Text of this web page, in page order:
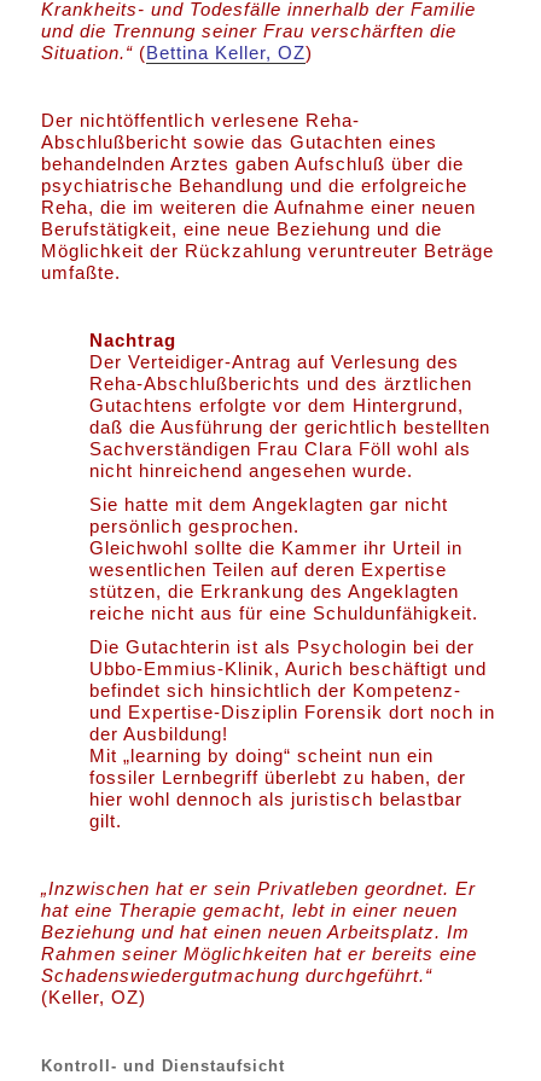
Krankheits- und Todesfälle innerhalb der Familie
und die Trennung seiner Frau verschärften die
Situation.“ (Bettina Keller, OZ)
Der nichtöffentlich verlesene Reha-
Abschlußbericht sowie das Gutachten eines
behandelnden Arztes gaben Aufschluß über die
psychiatrische Behandlung und die erfolgreiche
Reha, die im weiteren die Aufnahme einer neuen
Berufstätigkeit, eine neue Beziehung und die
Möglichkeit der Rückzahlung veruntreuter Beträge
umfaßte.
Nachtrag
Der Verteidiger-Antrag auf Verlesung des
Reha-Abschlußberichts und des ärztlichen
Gutachtens erfolgte vor dem Hintergrund,
daß die Ausführung der gerichtlich bestellten
Sachverständigen Frau Clara Föll wohl als
nicht hinreichend angesehen wurde.
Sie hatte mit dem Angeklagten gar nicht
persönlich gesprochen.
Gleichwohl sollte die Kammer ihr Urteil in
wesentlichen Teilen auf deren Expertise
stützen, die Erkrankung des Angeklagten
reiche nicht aus für eine Schuldunfähigkeit.
Die Gutachterin ist als Psychologin bei der
Ubbo-Emmius-Klinik, Aurich beschäftigt und
befindet sich hinsichtlich der Kompetenz-
und Expertise-Disziplin Forensik dort noch in
der Ausbildung!
Mit „learning by doing“ scheint nun ein
fossiler Lernbegriff überlebt zu haben, der
hier wohl dennoch als juristisch belastbar
gilt.
„Inzwischen hat er sein Privatleben geordnet. Er
hat eine Therapie gemacht, lebt in einer neuen
Beziehung und hat einen neuen Arbeitsplatz. Im
Rahmen seiner Möglichkeiten hat er bereits eine
Schadenswiedergutmachung durchgeführt.“
(Keller, OZ)
Kontroll- und Dienstaufsicht